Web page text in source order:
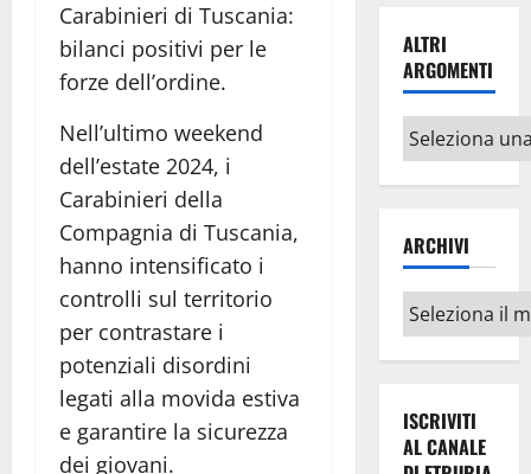
Carabinieri di Tuscania:
bilanci positivi per le
forze dell’ordine.
Nell’ultimo weekend
dell’estate 2024, i
Carabinieri della
Compagnia di Tuscania,
hanno intensificato i
controlli sul territorio
per contrastare i
potenziali disordini
legati alla movida estiva
e garantire la sicurezza
dei giovani.
ALTRI
ARGOMENTI
Altri
argomenti
ARCHIVI
Archivi
ISCRIVITI
AL CANALE